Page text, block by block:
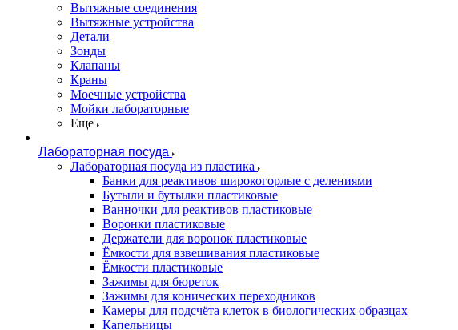
Вытяжные соединения
Вытяжные устройства
Детали
Зонды
Клапаны
Краны
Моечные устройства
Мойки лабораторные
Еще
Лабораторная посуда
Лабораторная посуда из пластика
Банки для реактивов широкогорлые с делениями
Бутыли и бутылки пластиковые
Ванночки для реактивов пластиковые
Воронки пластиковые
Держатели для воронок пластиковые
Ёмкости для взвешивания пластиковые
Ёмкости пластиковые
Зажимы для бюреток
Зажимы для конических переходников
Камеры для подсчёта клеток в биологических образцах
Капельницы